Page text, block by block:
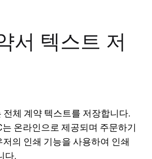
서 텍스트 저
전체 계약 텍스트를 저장합니다.
는 온라인으로 제공되며 주문하기
저의 인쇄 기능을 사용하여 인쇄
다.